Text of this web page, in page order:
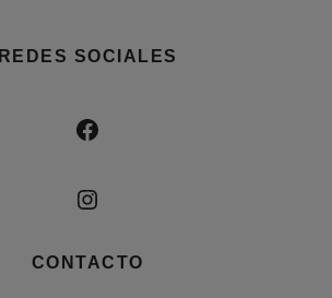
REDES SOCIALES
FACEBOOK
INSTAGRAM
CONTACTO